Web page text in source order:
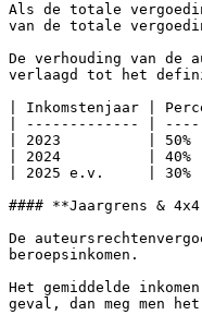
Als de totale
van de totale
De verhouding van de
verlaagd tot het
| Inkomstenjaar |
| ------------- |
| 2023          |
| 2024          |
| 2025 e.v.     |
#### **Jaargrens &
De
beroepsinkomen.
Het gemiddelde
geval, dan meg men